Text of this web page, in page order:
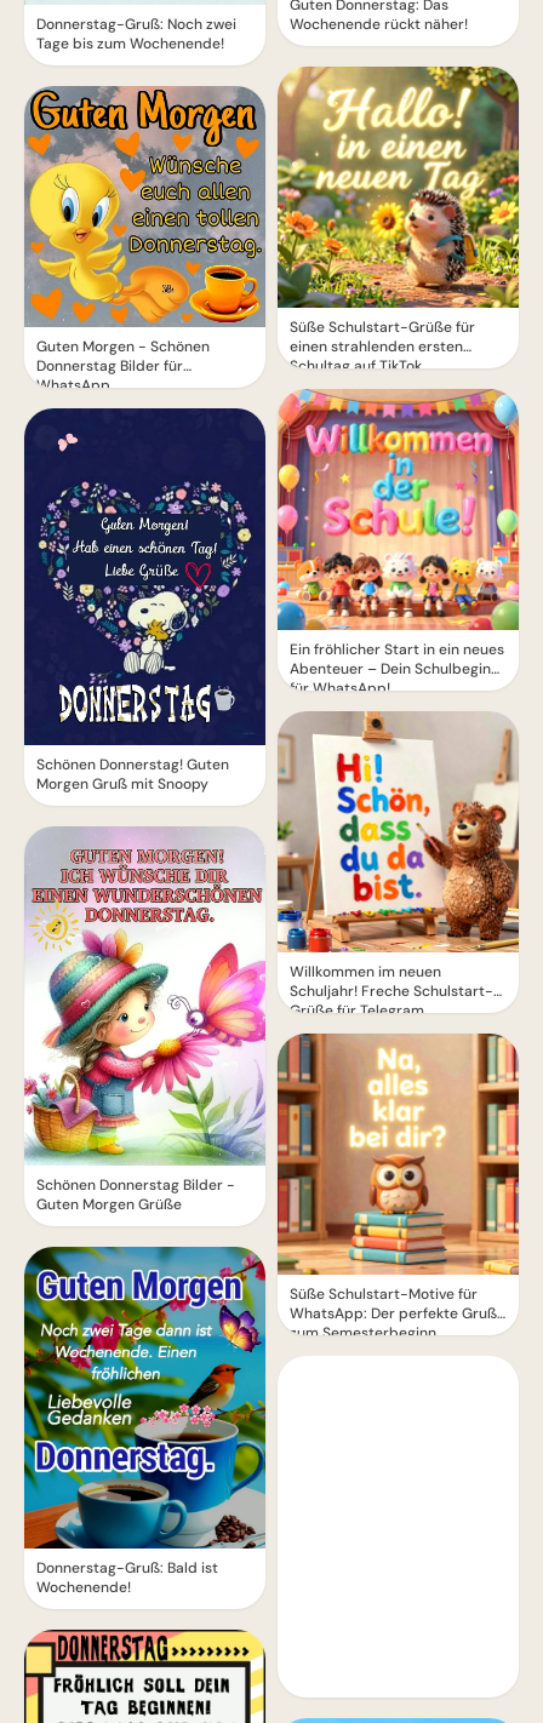
Donnerstag-Gruß: Noch zwei
Tage bis zum Wochenende!
Guten Morgen - Schönen
Donnerstag Bilder für
WhatsApp
Schönen Donnerstag! Guten
Morgen Gruß mit Snoopy
Schönen Donnerstag Bilder -
Guten Morgen Grüße
Donnerstag-Gruß: Bald ist
Wochenende!
Guten Donnerstag: Das
Wochenende rückt näher!
Süße Schulstart-Grüße für
einen strahlenden ersten
Schultag auf TikTok
Ein fröhlicher Start in ein neues
Abenteuer – Dein Schulbeginn
für WhatsApp!
Willkommen im neuen
Schuljahr! Freche Schulstart-
Grüße für Telegram
Süße Schulstart-Motive für
WhatsApp: Der perfekte Gruß
zum Semesterbeginn